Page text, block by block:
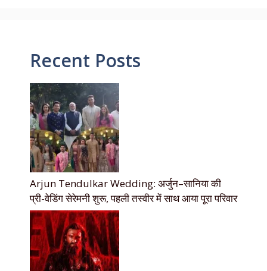
Recent Posts
Arjun Tendulkar Wedding: अर्जुन–सानिया की
प्री-वेडिंग सेरेमनी शुरू, पहली तस्वीर में साथ आया पूरा परिवार